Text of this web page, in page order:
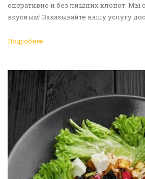
оперативно и без лишних хлопот. Мы
вкусным! Заказывайте нашу услугу
Подробнее